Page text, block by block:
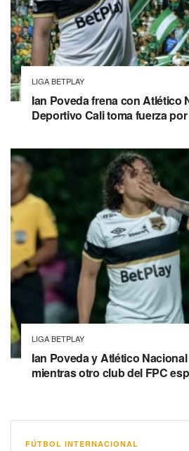
LIGA BETPLAY
Ian Poveda frena con Atlético
Deportivo Cali toma fuerza
LIGA BETPLAY
Ian Poveda y Atlético
mientras otro club del FPC
FÚTBOL INTERNACIONAL